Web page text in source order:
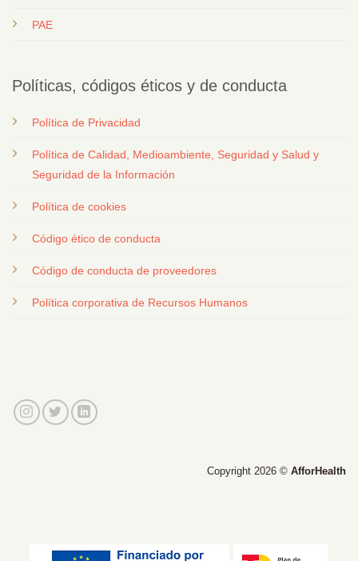
PAE
Políticas, códigos éticos y de conducta
Política de Privacidad
Política de Calidad, Medioambiente, Seguridad y Salud y
Seguridad de la Información
Política de cookies
Código ético de conducta
Código de conducta de proveedores
Política corporativa de Recursos Humanos
Copyright 2026 © AfforHealth